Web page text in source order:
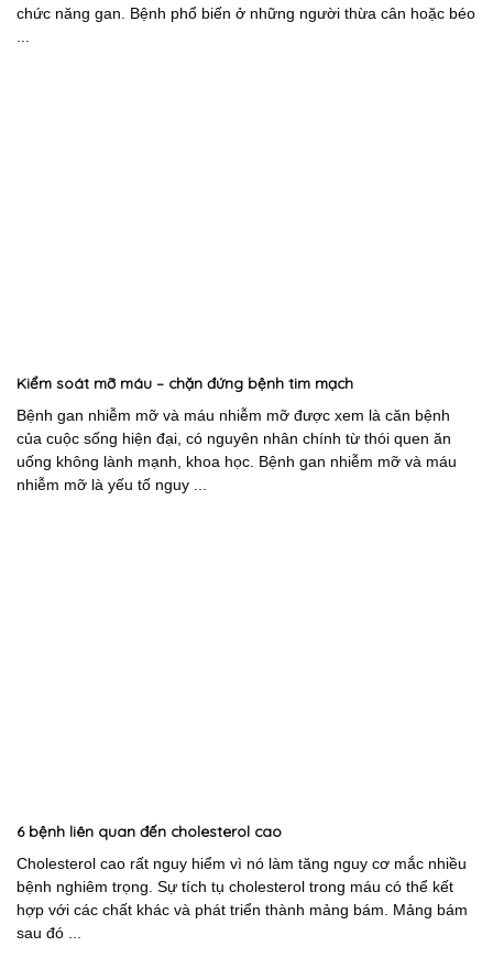
chức năng gan. Bệnh phổ biến ở những người thừa cân hoặc béo
Kiểm soát mỡ máu – chặn đứng bệnh tim mạch
Bệnh gan nhiễm mỡ và máu nhiễm mỡ được xem là căn bệnh
của cuộc sống hiện đại, có nguyên nhân chính từ thói quen ăn
uống không lành mạnh, khoa học. Bệnh gan nhiễm mỡ và máu
nhiễm mỡ là yếu tố nguy ...
6 bệnh liên quan đến cholesterol cao
Cholesterol cao rất nguy hiểm vì nó làm tăng nguy cơ mắc nhiều
bệnh nghiêm trọng. Sự tích tụ cholesterol trong máu có thể kết
hợp với các chất khác và phát triển thành mảng bám. Mảng bám
sau đó ...